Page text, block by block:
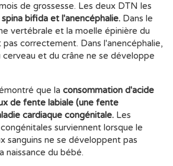
de grossesse. Les deux DTN les
spina bifida et l'anencéphalie. Dans le
vertébrale et la moelle épinière du
correctement. Dans l'anencéphalie,
et du crâne ne se développe
que la consommation d'acide
de fente labiale (une fente
cardiaque congénitale. Les
surviennent lorsque le
sanguins ne se développent pas
naissance du bébé.